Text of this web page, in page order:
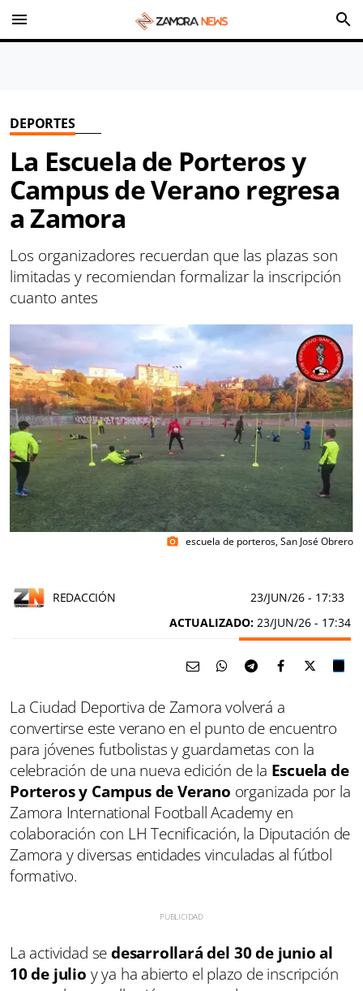
menu search
DEPORTES
La Escuela de Porteros y
Campus de Verano regresa
a Zamora
Los organizadores recuerdan que las plazas son
limitadas y recomiendan formalizar la inscripción
cuanto antes
photo_camera escuela de porteros, San José Obrero
REDACCIÓN 23/JUN/26 - 17:33
ACTUALIZADO: 23/JUN/26 - 17:34
La Ciudad Deportiva de Zamora volverá a
convertirse este verano en el punto de encuentro
para jóvenes futbolistas y guardametas con la
celebración de una nueva edición de la Escuela de
Porteros y Campus de Verano organizada por la
Zamora International Football Academy en
colaboración con LH Tecnificación, la Diputación de
Zamora y diversas entidades vinculadas al fútbol
formativo.
La actividad sedesarrollará del 30 de junio al
10 de julio y ya ha abierto el plazo de inscripción